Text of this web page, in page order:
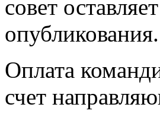
совет
опубликования.
Оплата
счет